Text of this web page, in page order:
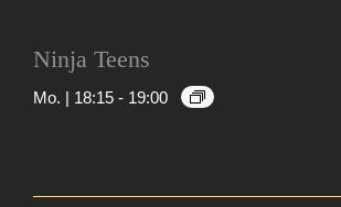
Ninja Teens
Mo. | 18:15 - 19:00